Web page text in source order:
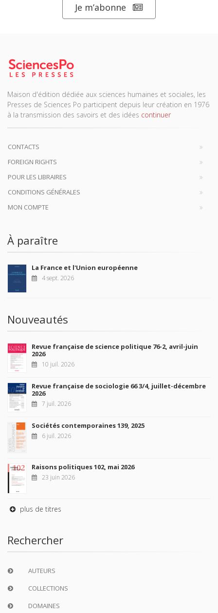
Je m’abonne
Maison d'édition dédiée aux sciences humaines et sociales, les
Presses de Sciences Po participent depuis leur création en 1976
à la transmission des savoirs et des idées continuer
CONTACTS
FOREIGN RIGHTS
POUR LES LIBRAIRES
CONDITIONS GÉNÉRALES
MON COMPTE
À paraître
La France et l'Union européenne
4 sept. 2026
Nouveautés
Revue française de science politique 76-2, avril-juin
2026
10 juil. 2026
Revue française de sociologie 66 3/4, juillet-décembre
2026
7 juil. 2026
Sociétés contemporaines 139, 2025
6 juil. 2026
Raisons politiques 102, mai 2026
23 juin 2026
plus de titres
Rechercher
AUTEURS
COLLECTIONS
DOMAINES